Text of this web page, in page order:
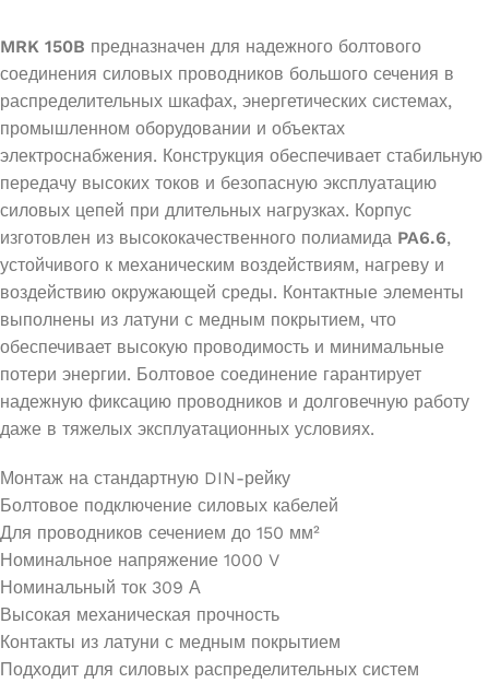
MRK 150B предназначен для надежного болтового
соединения силовых проводников большого сечения в
распределительных шкафах, энергетических системах,
промышленном оборудовании и объектах
электроснабжения. Конструкция обеспечивает стабильную
передачу высоких токов и безопасную эксплуатацию
силовых цепей при длительных нагрузках. Корпус
изготовлен из высококачественного полиамида PA6.6,
устойчивого к механическим воздействиям, нагреву и
воздействию окружающей среды. Контактные элементы
выполнены из латуни с медным покрытием, что
обеспечивает высокую проводимость и минимальные
потери энергии. Болтовое соединение гарантирует
надежную фиксацию проводников и долговечную работу
даже в тяжелых эксплуатационных условиях.
Монтаж на стандартную DIN-рейку
Болтовое подключение силовых кабелей
Для проводников сечением до 150 мм²
Номинальное напряжение 1000 V
Номинальный ток 309 А
Высокая механическая прочность
Контакты из латуни с медным покрытием
Подходит для силовых распределительных систем